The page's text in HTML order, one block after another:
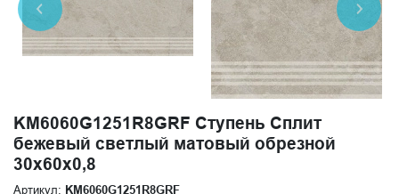
KM6060G1251R8GRF Ступень Сплит
бежевый светлый матовый обрезной
30x60x0,8
Артикул: KM6060G1251R8GRF